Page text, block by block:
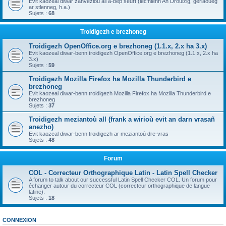
ar stlenneg, h.a.)
Sujets : 68
Troidigezh e brezhoneg
Troidigezh OpenOffice.org e brezhoneg (1.1.x, 2.x ha 3.x)
Evit kaozeal diwar-benn troidigezh OpenOffice.org e brezhoneg (1.1.x, 2.x ha
3.x)
Sujets : 59
Troidigezh Mozilla Firefox ha Mozilla Thunderbird e
brezhoneg
Evit kaozeal diwar-benn troidigezh Mozilla Firefox ha Mozilla Thunderbird e
brezhoneg
Sujets : 37
Troidigezh meziantoù all (frank a wirioù evit an darn vrasañ
anezho)
Evit kaozeal diwar-benn troidigezh ar meziantoù dre-vras
Sujets : 48
Forum
COL - Correcteur Orthographique Latin - Latin Spell Checker
A forum to talk about our successful Latin Spell Checker COL. Un forum pour
échanger autour du correcteur COL (correcteur orthographique de langue
latine).
Sujets : 18
CONNEXION